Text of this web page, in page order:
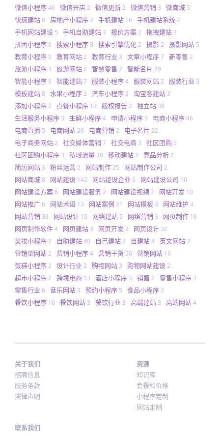
微信小程序46 微信开店2 微信更新2 微信营销 3 微商城 5
快速建站8 房地产小程序2 手机建站 16 手机建站系统2
手机网站建设 5 手机自助建站 3 报价方案2 拖拽建站 3
拼团小程序8 搜索小程序 3 搜索引擎优化2 摄影2 摄影网站 5
教育小程序9 教育网站2 教育行业 3 文章小程序7 新零售 2
旅游小程序 3 旅游网站2 智慧零售 2 智能名片 29
智能小程序9 智能建站7 服装小程序4 服装网站2 服装行业 3
模板建站8 水果小程序2 汽车小程序 3 淘宝客建站 3
添加小程序2 点餐小程序 12 版权报告2 独立站 38
生活服务小程序 3 生鲜小程序4 申请小程序 3 电商小程序46
电商直播 5 电商网站26 电商营销 2 电子名片 22
电子商务网站2 社交媒体营销 7 社交电商 3 社区团购 5
社区团购小程序 3 私域流量 30 移动建站2 竞品分析2
简历网站 3 粉丝运营2 网站制作25 网站制作公司 2
网站商城8 网站建设 142 网站建设企业 5 网站建设公司 10
网站建设方案6 网站建设服务2 网站建设视频2 网站开发 10
网站推广6 网站术语 13 网站案例 21 网站模板 3 网站维护 4
网站营销 33 网站设计 15 网络建站 5 网络营销 3 网页制作 18
网页制作软件4 网页建站 3 网页开发 2 网页设计 32
美妆小程序2 自助建站40 自己建站2 自建站4 英文网站 3
营销型网站2 营销小程序4 营销干货 50 营销网站 16
蛋糕小程序2 设计行业 2 购物网站 3 购物网站建设2
超市小程序2 跨境电商 13 酒店小程序 3 销售 2 零售小程序 3
零售行业 6 音乐网站 3 预约小程序 5 食品小程序2
餐饮小程序 16 餐饮网站 3 餐饮行业 3 高端建站 3 高端网站4
关于我们
招聘信息
服务条款
法律声明
资源
知识库
套餐和价格
小程序定制
网站定制
联系我们